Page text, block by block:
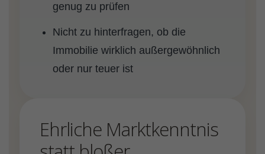
genug zu prüfen
Nicht zu hinterfragen, ob die
Immobilie wirklich außergewöhnlich
oder nur teuer ist
Ehrliche Marktkenntnis